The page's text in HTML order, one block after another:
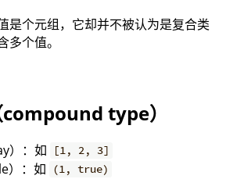
是个元组，它却并不被认为是复合类
多个值。
type）
）：如 [1, 2, 3]
）：如 (1, true)